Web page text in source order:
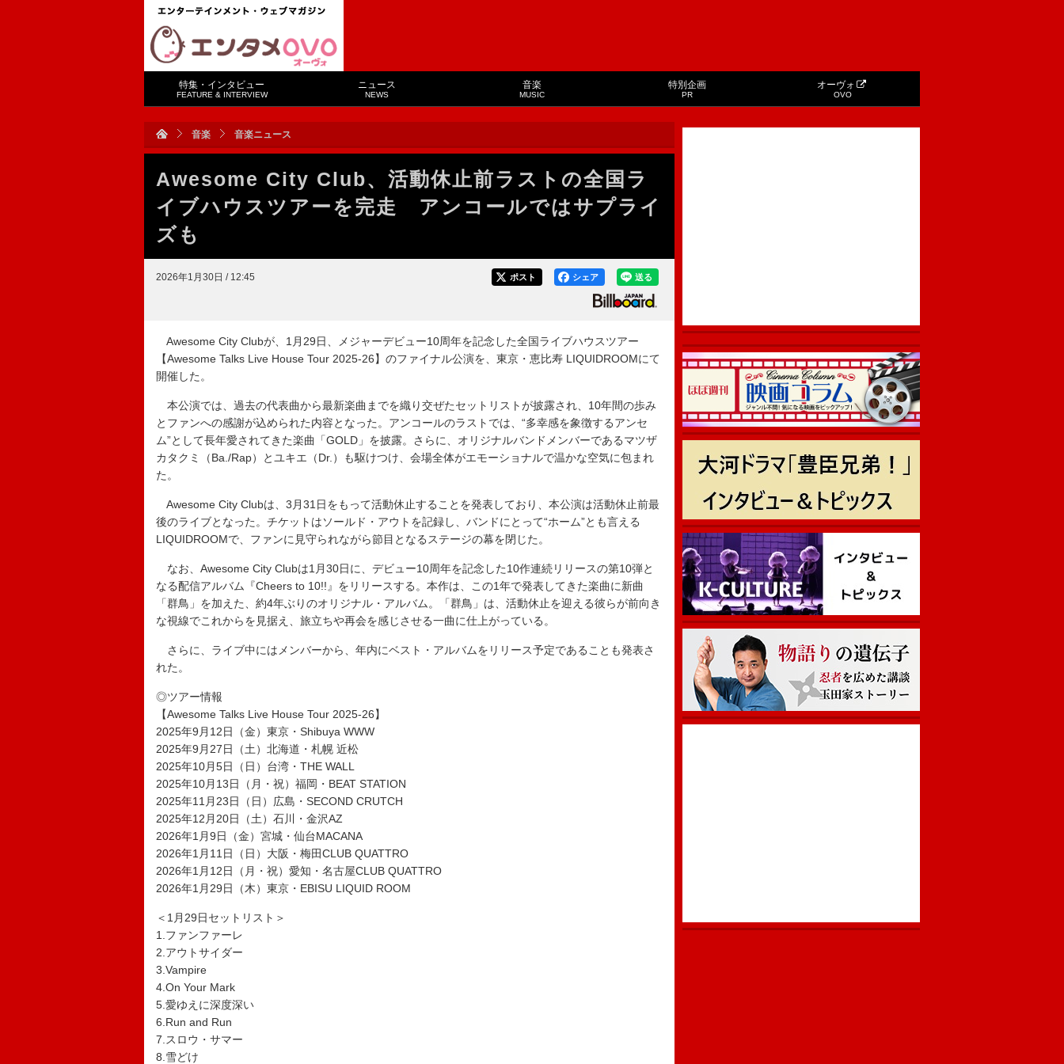
特集・インタビュー
FEATURE & INTERVIEW
ニュース
NEWS
音楽
MUSIC
特別企画
PR
オーヴォ
OVO
音楽 音楽ニュース
Awesome City Club、活動休止前ラストの全国ラ
イブハウスツアーを完走 アンコールではサプライ
ズも
2026年1月30日 / 12:45 送る
シェア
ポスト
Awesome City Clubが、1月29日、メジャーデビュー10周年を記念した全国ライブハウスツアー
【Awesome Talks Live House Tour 2025-26】のファイナル公演を、東京・恵比寿 LIQUIDROOMにて
開催した。
本公演では、過去の代表曲から最新楽曲までを織り交ぜたセットリストが披露され、10年間の歩み
とファンへの感謝が込められた内容となった。アンコールのラストでは、“多幸感を象徴するアンセ
ム”として長年愛されてきた楽曲「GOLD」を披露。さらに、オリジナルバンドメンバーであるマツザ
カタクミ（Ba./Rap）とユキエ（Dr.）も駆けつけ、会場全体がエモーショナルで温かな空気に包まれ
た。
Awesome City Clubは、3月31日をもって活動休止することを発表しており、本公演は活動休止前最
後のライブとなった。チケットはソールド・アウトを記録し、バンドにとって“ホーム”とも言える
LIQUIDROOMで、ファンに見守られながら節目となるステージの幕を閉じた。
なお、Awesome City Clubは1月30日に、デビュー10周年を記念した10作連続リリースの第10弾と
なる配信アルバム『Cheers to 10!!』をリリースする。本作は、この1年で発表してきた楽曲に新曲
「群鳥」を加えた、約4年ぶりのオリジナル・アルバム。「群鳥」は、活動休止を迎える彼らが前向き
な視線でこれからを見据え、旅立ちや再会を感じさせる一曲に仕上がっている。
さらに、ライブ中にはメンバーから、年内にベスト・アルバムをリリース予定であることも発表さ
れた。
◎ツアー情報
【Awesome Talks Live House Tour 2025-26】
2025年9月12日（金）東京・Shibuya WWW
2025年9月27日（土）北海道・札幌 近松
2025年10月5日（日）台湾・THE WALL
2025年10月13日（月・祝）福岡・BEAT STATION
2025年11月23日（日）広島・SECOND CRUTCH
2025年12月20日（土）石川・金沢AZ
2026年1月9日（金）宮城・仙台MACANA
2026年1月11日（日）大阪・梅田CLUB QUATTRO
2026年1月12日（月・祝）愛知・名古屋CLUB QUATTRO
2026年1月29日（木）東京・EBISU LIQUID ROOM
＜1月29日セットリスト＞
1.ファンファーレ
2.アウトサイダー
3.Vampire
4.On Your Mark
5.愛ゆえに深度深い
6.Run and Run
7.スロウ・サマー
8.雪どけ